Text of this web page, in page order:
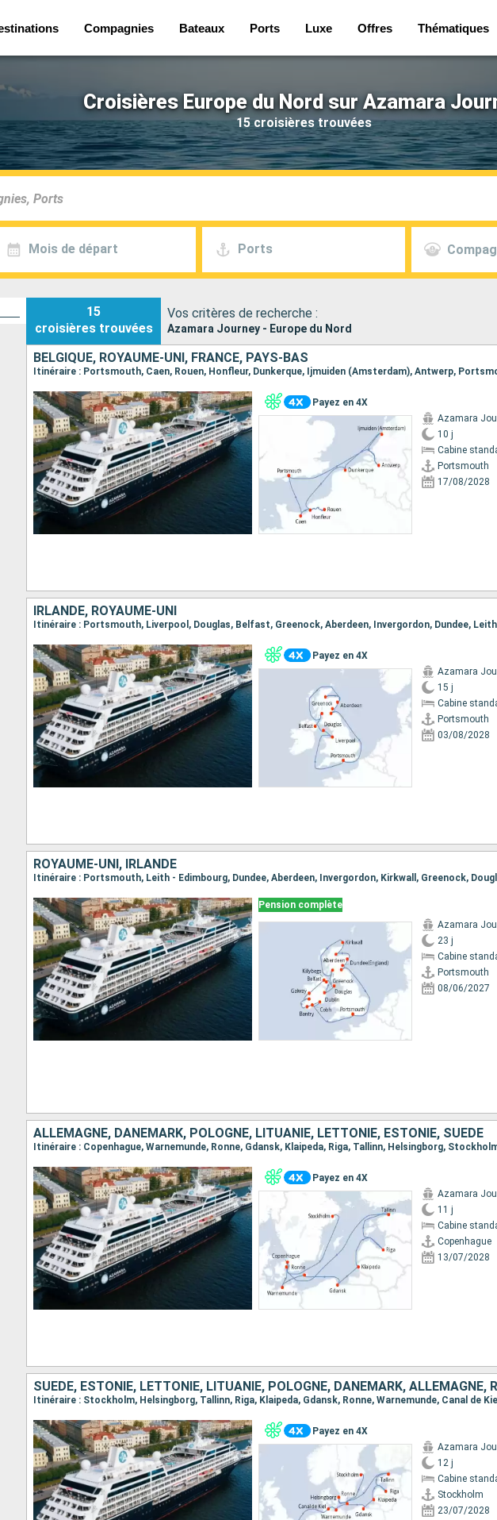
Compagnies Bateaux Ports Luxe Offres Thématiques
Croisières Europe du Nord sur Azamara
15 croisières trouvées
Mois de départ Ports
15
croisières trouvées
Vos critères de recherche :
Azamara Journey - Europe du Nord
BELGIQUE, ROYAUME-UNI, FRANCE, PAYS-BAS
Itinéraire : Portsmouth, Caen, Rouen, Honfleur, Dunkerque, Ijmuiden (Amsterdam), Antwerp,
Payez en 4X
Azamara
10 j
Cabine
Portsmouth
17/08/2028
IRLANDE, ROYAUME-UNI
Payez en 4X
Azamara
15 j
Cabine
Portsmouth
03/08/2028
ROYAUME-UNI, IRLANDE
Pension complète
Azamara
23 j
Cabine
Portsmouth
08/06/2027
ALLEMAGNE, DANEMARK, POLOGNE, LITUANIE, LETTONIE, ESTONIE, SUÈDE
Itinéraire : Copenhague, Warnemunde, Ronne, Gdansk, Klaipeda, Riga, Tallinn, Helsingborg,
Payez en 4X
Azamara
11 j
Cabine
Copenhague
13/07/2028
Payez en 4X
Azamara
12 j
Cabine
Stockholm
23/07/2028